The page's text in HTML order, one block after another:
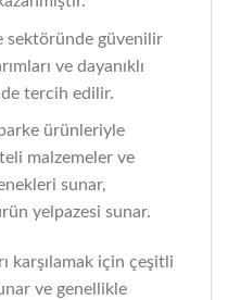
sektöründe güvenilir
ve dayanıklı
tercih edilir.
ürünleriyle
malzemeler ve
sunar,
yelpazesi sunar.
karşılamak için çeşitli
ve genellikle